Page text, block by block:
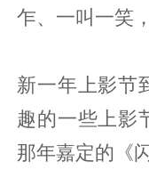
乍、一叫一笑
新一年上影节
趣的一些上影
那年嘉定的《